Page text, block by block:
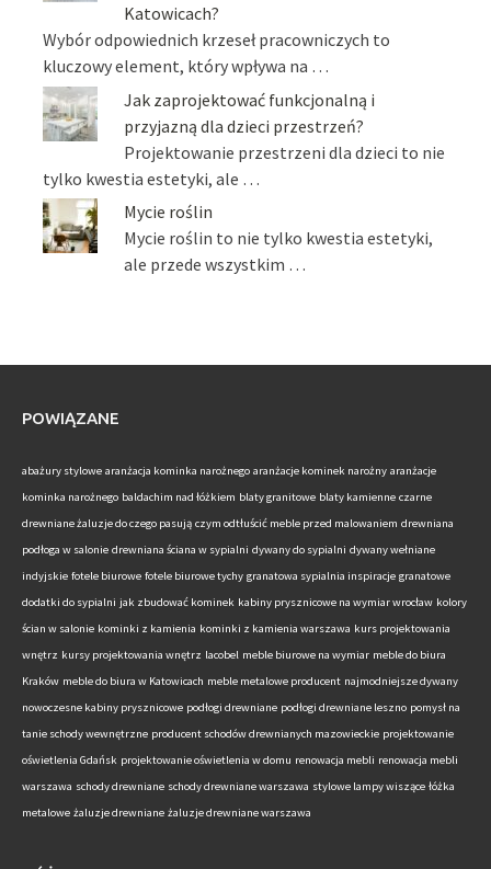
Katowicach?
Wybór odpowiednich krzeseł pracowniczych to
kluczowy element, który wpływa na …
Jak zaprojektować funkcjonalną i
przyjazną dla dzieci przestrzeń?
Projektowanie przestrzeni dla dzieci to nie
tylko kwestia estetyki, ale …
Mycie roślin
Mycie roślin to nie tylko kwestia estetyki,
ale przede wszystkim …
POWIĄZANE
abażury stylowe aranżacja kominka narożnego aranżacje kominek narożny aranżacje
kominka narożnego baldachim nad łóżkiem blaty granitowe blaty kamienne czarne
drewniane żaluzje do czego pasują czym odtłuścić meble przed malowaniem drewniana
podłoga w salonie drewniana ściana w sypialni dywany do sypialni dywany wełniane
indyjskie fotele biurowe fotele biurowe tychy granatowa sypialnia inspiracje granatowe
dodatki do sypialni jak zbudować kominek kabiny prysznicowe na wymiar wrocław kolory
ścian w salonie kominki z kamienia kominki z kamienia warszawa kurs projektowania
wnętrz kursy projektowania wnętrz lacobel meble biurowe na wymiar meble do biura
Kraków meble do biura w Katowicach meble metalowe producent najmodniejsze dywany
nowoczesne kabiny prysznicowe podłogi drewniane podłogi drewniane leszno pomysł na
tanie schody wewnętrzne producent schodów drewnianych mazowieckie projektowanie
oświetlenia Gdańsk projektowanie oświetlenia w domu renowacja mebli renowacja mebli
warszawa schody drewniane schody drewniane warszawa stylowe lampy wiszące łóżka
metalowe żaluzje drewniane żaluzje drewniane warszawa